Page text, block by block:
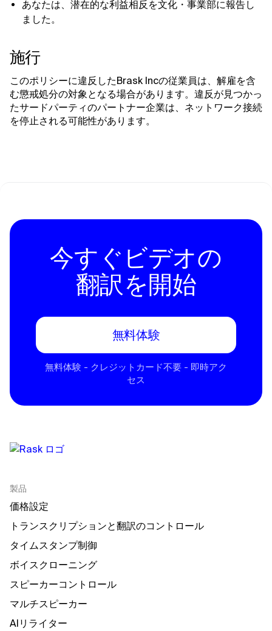
あなたは、潜在的な利益相反を文化・事業部に報告し
ました。
施行
このポリシーに違反したBrask Incの従業員は、解雇を含
む懲戒処分の対象となる場合があります。違反が見つかっ
たサードパーティのパートナー企業は、ネットワーク接続
を停止される可能性があります。
今すぐビデオの
翻訳を開始
無料体験
無料体験 - クレジットカード不要 - 即時アク
セス
製品
価格設定
トランスクリプションと翻訳のコントロール
タイムスタンプ制御
ボイスクローニング
スピーカーコントロール
マルチスピーカー
AIリライター